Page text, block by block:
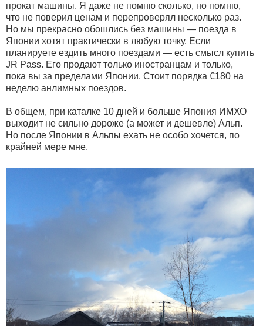
прокат машины. Я даже не помню сколько, но помню,
что не поверил ценам и перепроверял несколько раз.
Но мы прекрасно обошлись без машины — поезда в
Японии хотят практически в любую точку. Если
планируете ездить много поездами — есть смысл купить
JR Pass. Его продают только иностранцам и только,
пока вы за пределами Японии. Стоит порядка €180 на
неделю анлимных поездов.
В общем, при каталке 10 дней и больше Япония ИМХО
выходит не сильно дороже (а может и дешевле) Альп.
Но после Японии в Альпы ехать не особо хочется, по
крайней мере мне.